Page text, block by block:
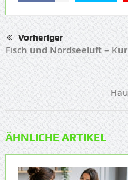
Vorheriger
Fisch und Nordseeluft –
ÄHNLICHE ARTIKEL